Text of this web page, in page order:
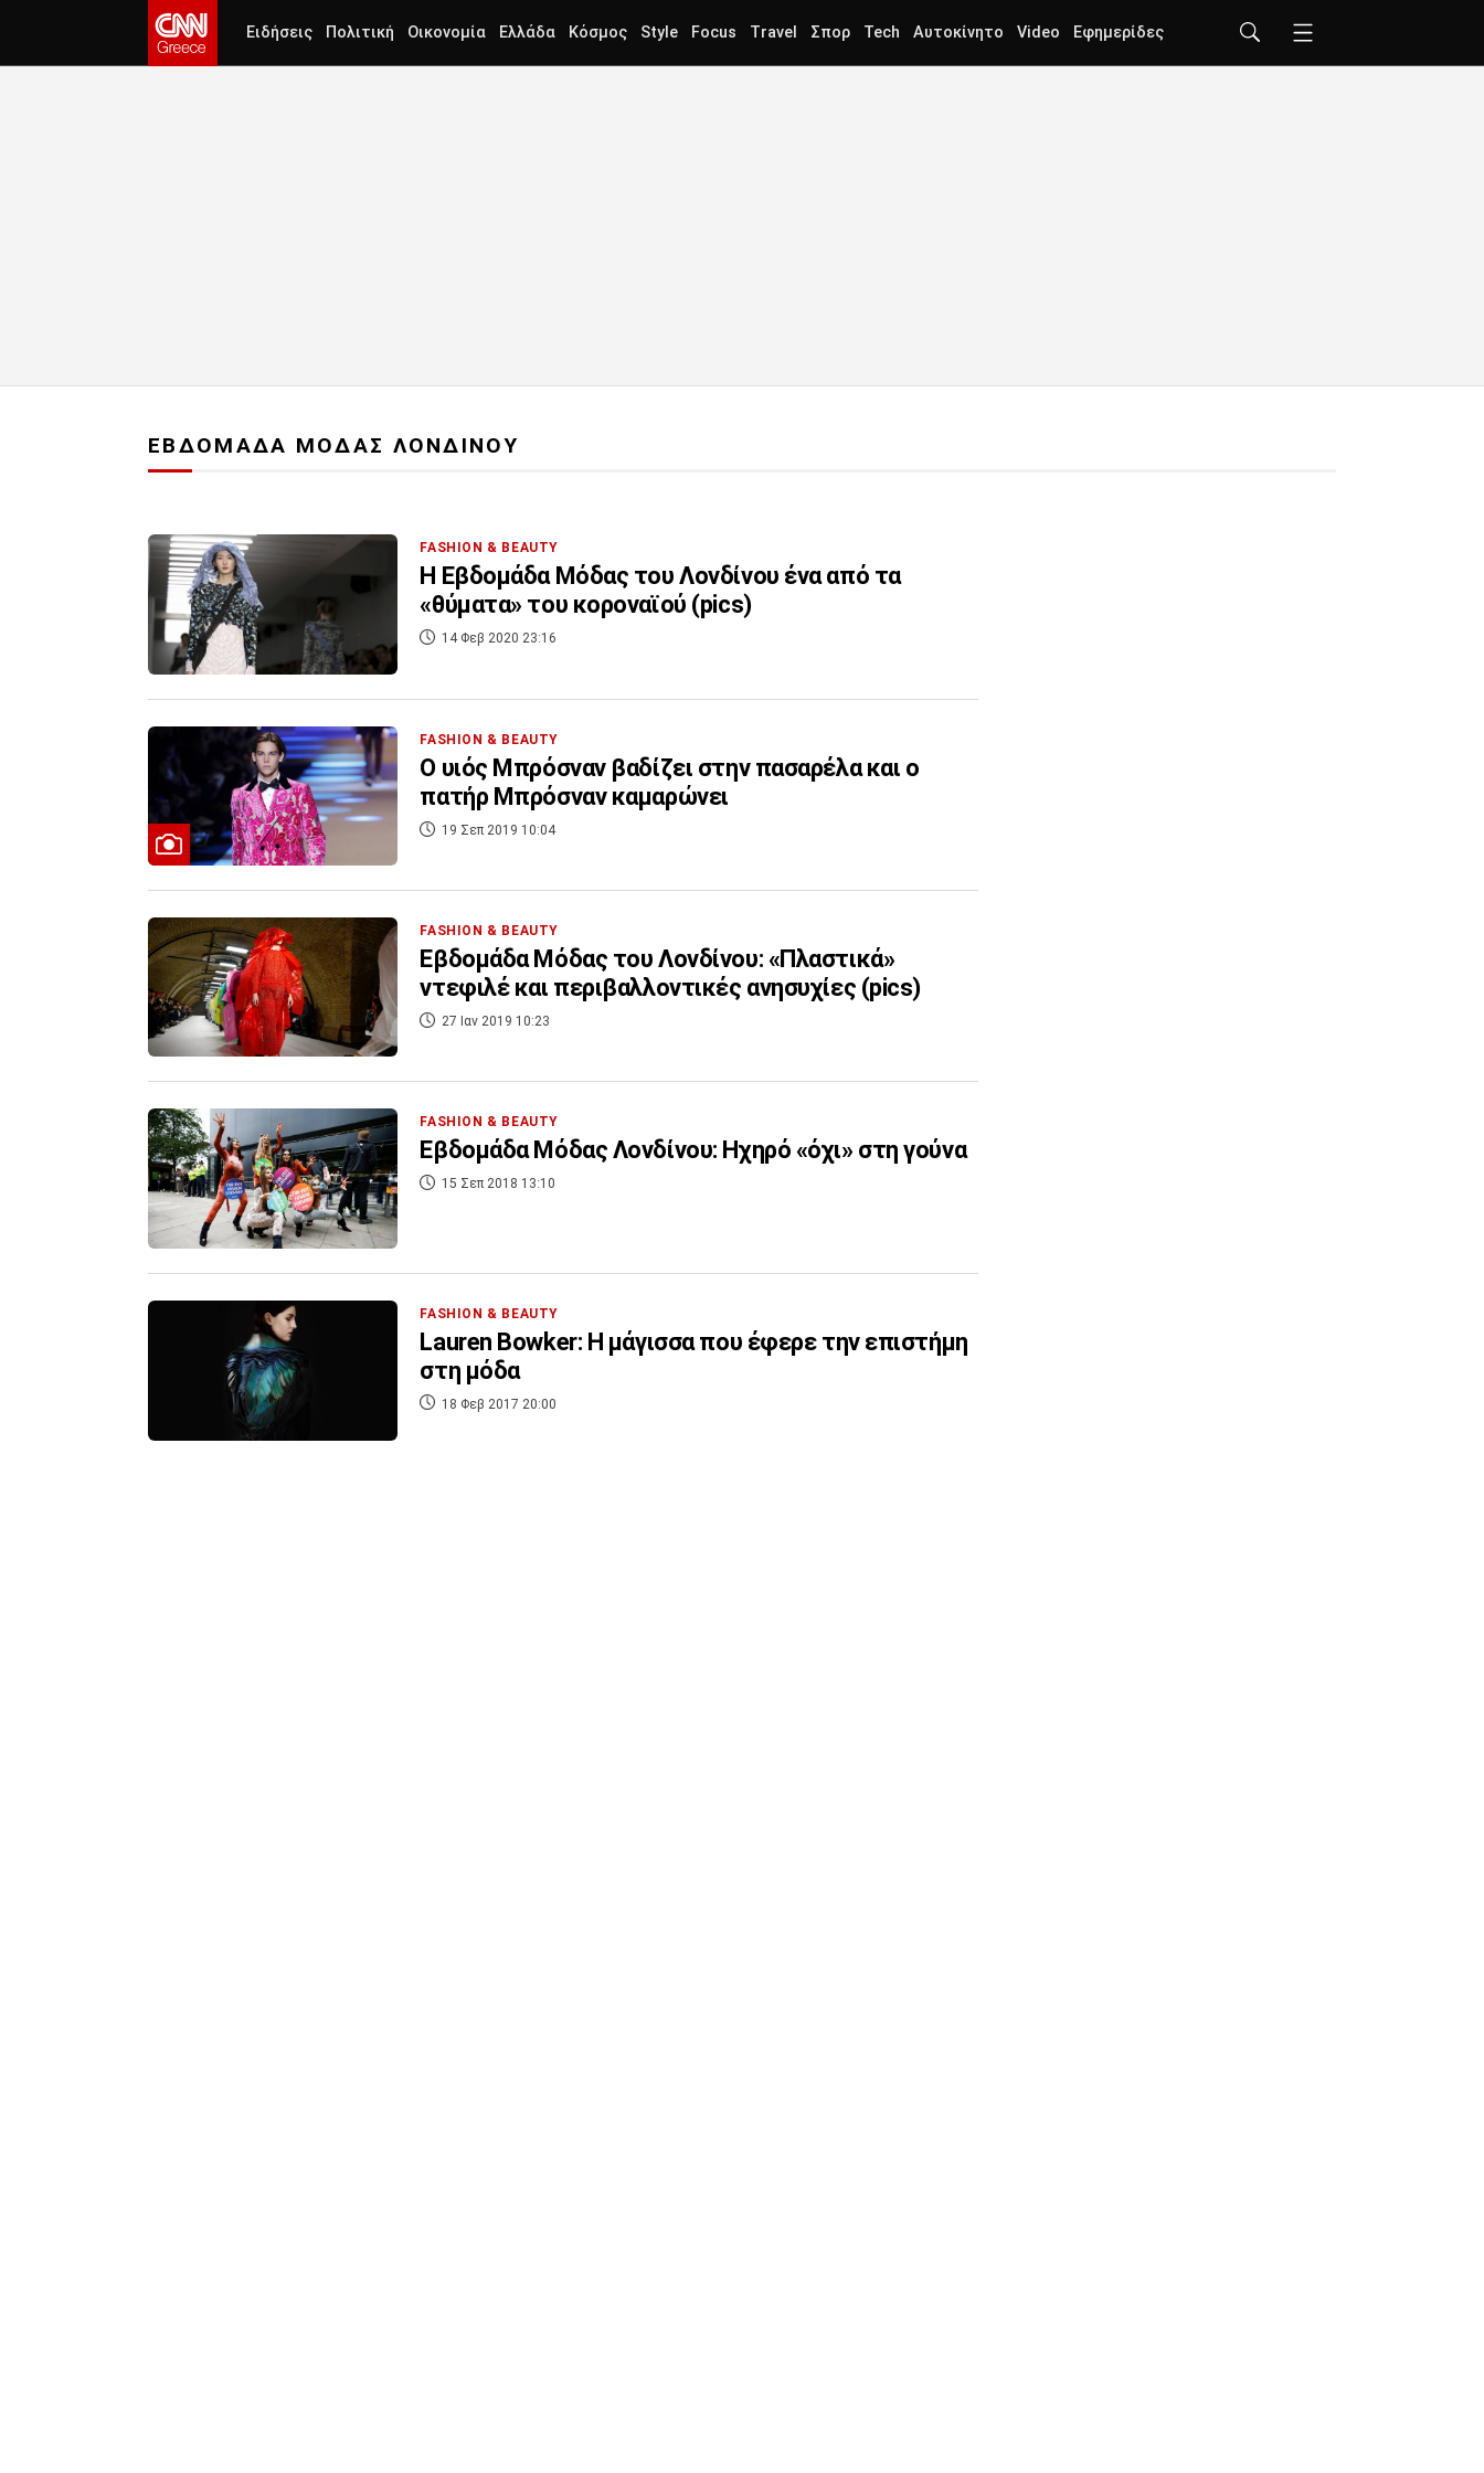
Ειδήσεις Πολιτική Οικονομία Ελλάδα Κόσμος Style Focus Travel Σπορ Tech Αυτοκίνητο Video Εφημερίδες
ΕΒΔΟΜΑΔΑ ΜΟΔΑΣ ΛΟΝΔΙΝΟΥ
FASHION & BEAUTY
Η Εβδομάδα Μόδας του Λονδίνου ένα από τα
«θύματα» του κοροναϊού (pics)
14 Φεβ 2020 23:16
FASHION & BEAUTY
Ο υιός Μπρόσναν βαδίζει στην πασαρέλα και ο
πατήρ Μπρόσναν καμαρώνει
19 Σεπ 2019 10:04
FASHION & BEAUTY
Εβδομάδα Μόδας του Λονδίνου: «Πλαστικά»
ντεφιλέ και περιβαλλοντικές ανησυχίες (pics)
27 Ιαν 2019 10:23
FASHION & BEAUTY
Eβδομάδα Μόδας Λονδίνου: Ηχηρό «όχι» στη γούνα
15 Σεπ 2018 13:10
FASHION & BEAUTY
Lauren Bowker: Η μάγισσα που έφερε την επιστήμη
στη μόδα
18 Φεβ 2017 20:00